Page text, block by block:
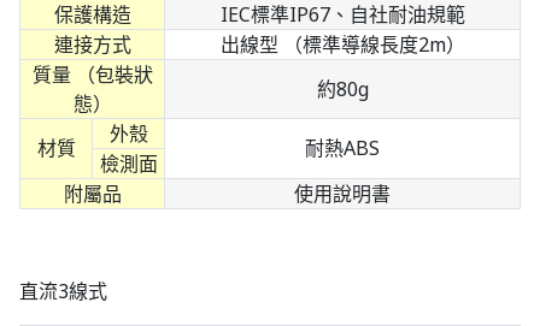
保護構造
IEC標準IP67、自社耐油規範
連接方式
出線型 （標準導線長度2m）
質量 （包裝狀
態）
約80g
材質
外殼
耐熱ABS
檢測面
附屬品
使用說明書
直流3線式